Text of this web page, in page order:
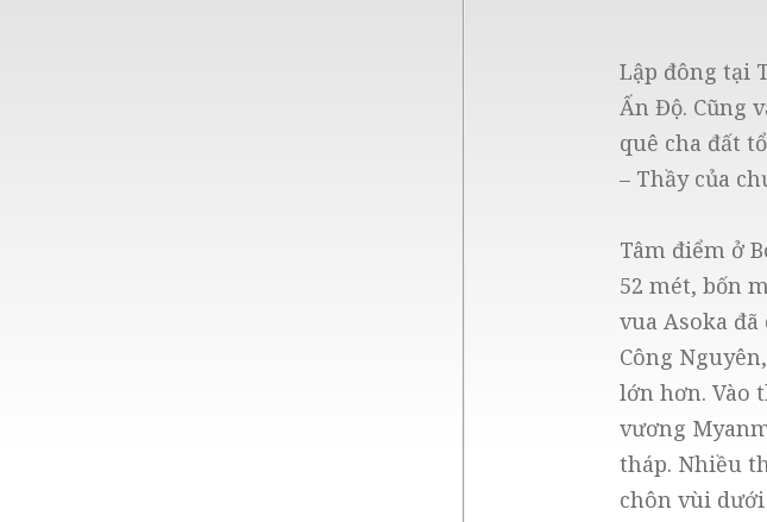
Lập đông tại
Ấn Độ. Cũng
quê cha đất
– Thầy của
Tâm điểm ở
52 mét, bốn
vua Asoka
Công
lớn hơn. Vào
vương
tháp. Nhiều
chôn vùi